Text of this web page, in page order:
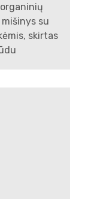
su
skirtas